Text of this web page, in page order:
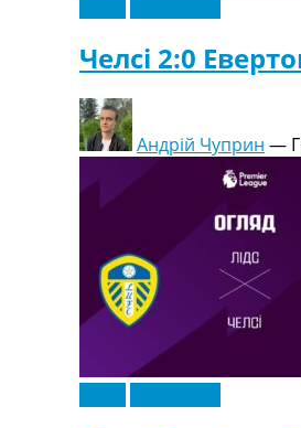
Челсі 2:0
Андрій Чуприн —